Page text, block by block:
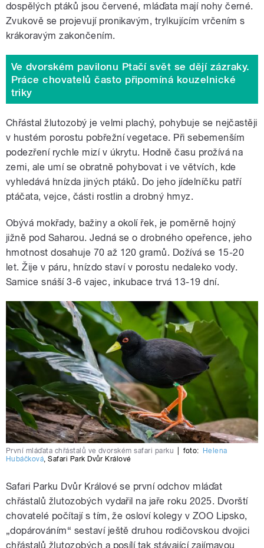
dospělých ptáků jsou červené, mláďata mají nohy černé.
Zvukově se projevují pronikavým, trylkujícím vrčením s
krákoravým zakončením.
Ve dvorském pavilonu Ptačí svět se dějí zázraky.
Práce chovatelů často připomíná kouzelnické
triky
Chřástal žlutozobý je velmi plachý, pohybuje se nejčastěji
v hustém porostu pobřežní vegetace. Při sebemenším
podezření rychle mizí v úkrytu. Hodně času prožívá na
zemi, ale umí se obratně pohybovat i ve větvích, kde
vyhledává hnízda jiných ptáků. Do jeho jídelníčku patří
ptáčata, vejce, části rostlin a drobný hmyz.
Obývá mokřady, bažiny a okolí řek, je poměrně hojný
jižně pod Saharou. Jedná se o drobného opeřence, jeho
hmotnost dosahuje 70 až 120 gramů. Dožívá se 15-20
let. Žije v páru, hnízdo staví v porostu nedaleko vody.
Samice snáší 3-6 vajec, inkubace trvá 13-19 dní.
První mláďata chřástalů ve dvorském safari parku foto: Helena
Hubáčková,Safari Park Dvůr Králové
Safari Parku Dvůr Králové se první odchov mláďat
chřástalů žlutozobých vydařil na jaře roku 2025. Dvorští
chovatelé počítají s tím, že osloví kolegy v ZOO Lipsko,
„dopárováním“ sestaví ještě druhou rodičovskou dvojici
chřástalů žlutozobých a posílí tak stávající zajímavou